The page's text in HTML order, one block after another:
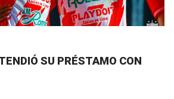
SU PRÉSTAMO CON